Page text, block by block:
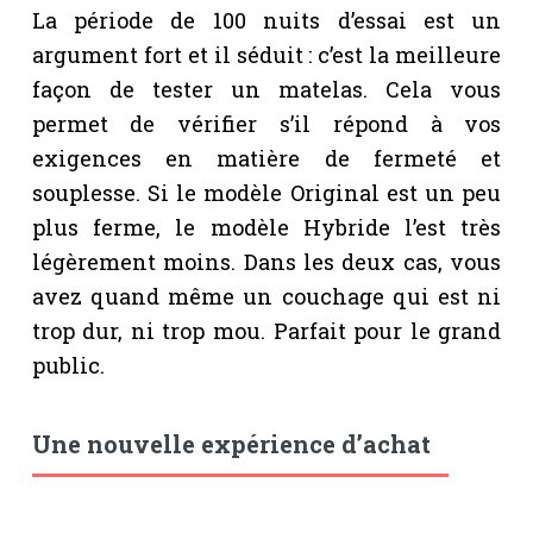
La période de 100 nuits d’essai est un
argument fort et il séduit : c’est la meilleure
façon de tester un matelas. Cela vous
permet de vérifier s’il répond à vos
exigences en matière de fermeté et
souplesse. Si le modèle Original est un peu
plus ferme, le modèle Hybride l’est très
légèrement moins. Dans les deux cas, vous
avez quand même un couchage qui est ni
trop dur, ni trop mou. Parfait pour le grand
public.
Une nouvelle expérience d’achat